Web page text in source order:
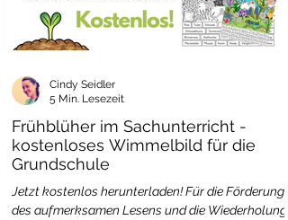
Frühblüher im Sachunterricht -
kostenloses Wimmelbild für die
Grundschule
Jetzt kostenlos herunterladen! Für die Förderung
des aufmerksamen Lesens und die Wiederholung
Cindy Seidler
5 Min. Lesezeit